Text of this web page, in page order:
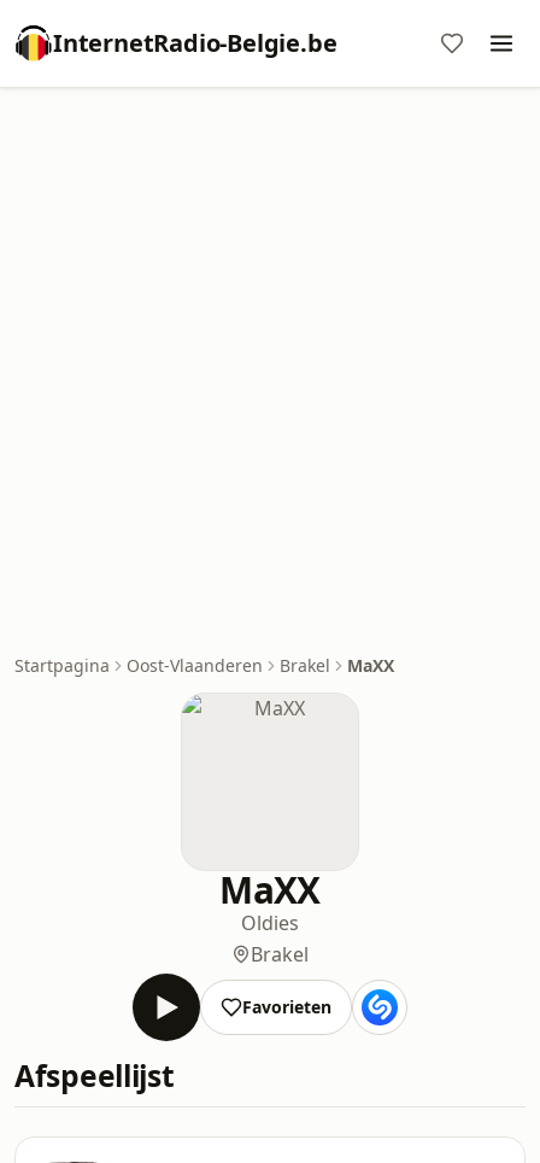
InternetRadio-Belgie.be
Startpagina Oost-Vlaanderen Brakel MaXX
MaXX
Oldies
Brakel
Favorieten
Afspeellijst